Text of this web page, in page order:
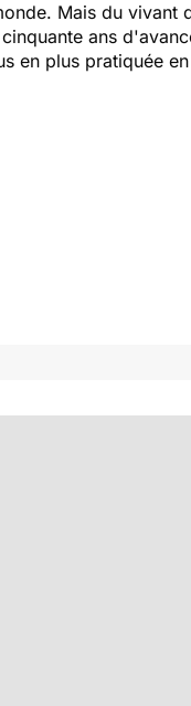
Mais du vivant
ans
en plus pratiquée